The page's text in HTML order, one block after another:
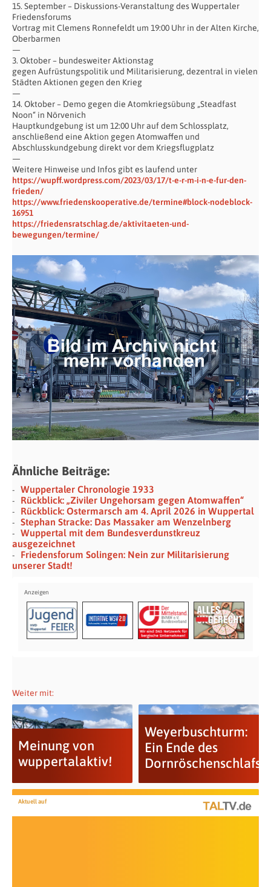
15. September – Diskussions-Veranstaltung des Wuppertaler
Friedensforums
Vortrag mit Clemens Ronnefeldt um 19:00 Uhr in der Alten Kirche,
Oberbarmen
—
3. Oktober – bundesweiter Aktionstag
gegen Aufrüstungspolitik und Militarisierung, dezentral in vielen
Städten Aktionen gegen den Krieg
—
14. Oktober – Demo gegen die Atomkriegsübung „Steadfast
Noon“ in Nörvenich
Hauptkundgebung ist um 12:00 Uhr auf dem Schlossplatz,
anschließend eine Aktion gegen Atomwaffen und
Abschlusskundgebung direkt vor dem Kriegsflugplatz
—
Weitere Hinweise und Infos gibt es laufend unter
https://wupff.wordpress.com/2023/03/17/t-e-r-m-i-n-e-fur-den-
frieden/
https://www.friedenskooperative.de/termine#block-nodeblock-
16951
https://friedensratschlag.de/aktivitaeten-und-
bewegungen/termine/
Ähnliche Beiträge:
Wuppertaler Chronologie 1933
Rückblick: „Ziviler Ungehorsam gegen Atomwaffen“
Rückblick: Ostermarsch am 4. April 2026 in Wuppertal
Stephan Stracke: Das Massaker am Wenzelnberg
Wuppertal mit dem Bundesverdunstkreuz
ausgezeichnet
Friedensforum Solingen: Nein zur Militarisierung
unserer Stadt!
Weiter mit:
Meinung von
wuppertalaktiv!
Weyerbuschturm:
Ein Ende des
Dornröschenschlafs
Aktuell auf